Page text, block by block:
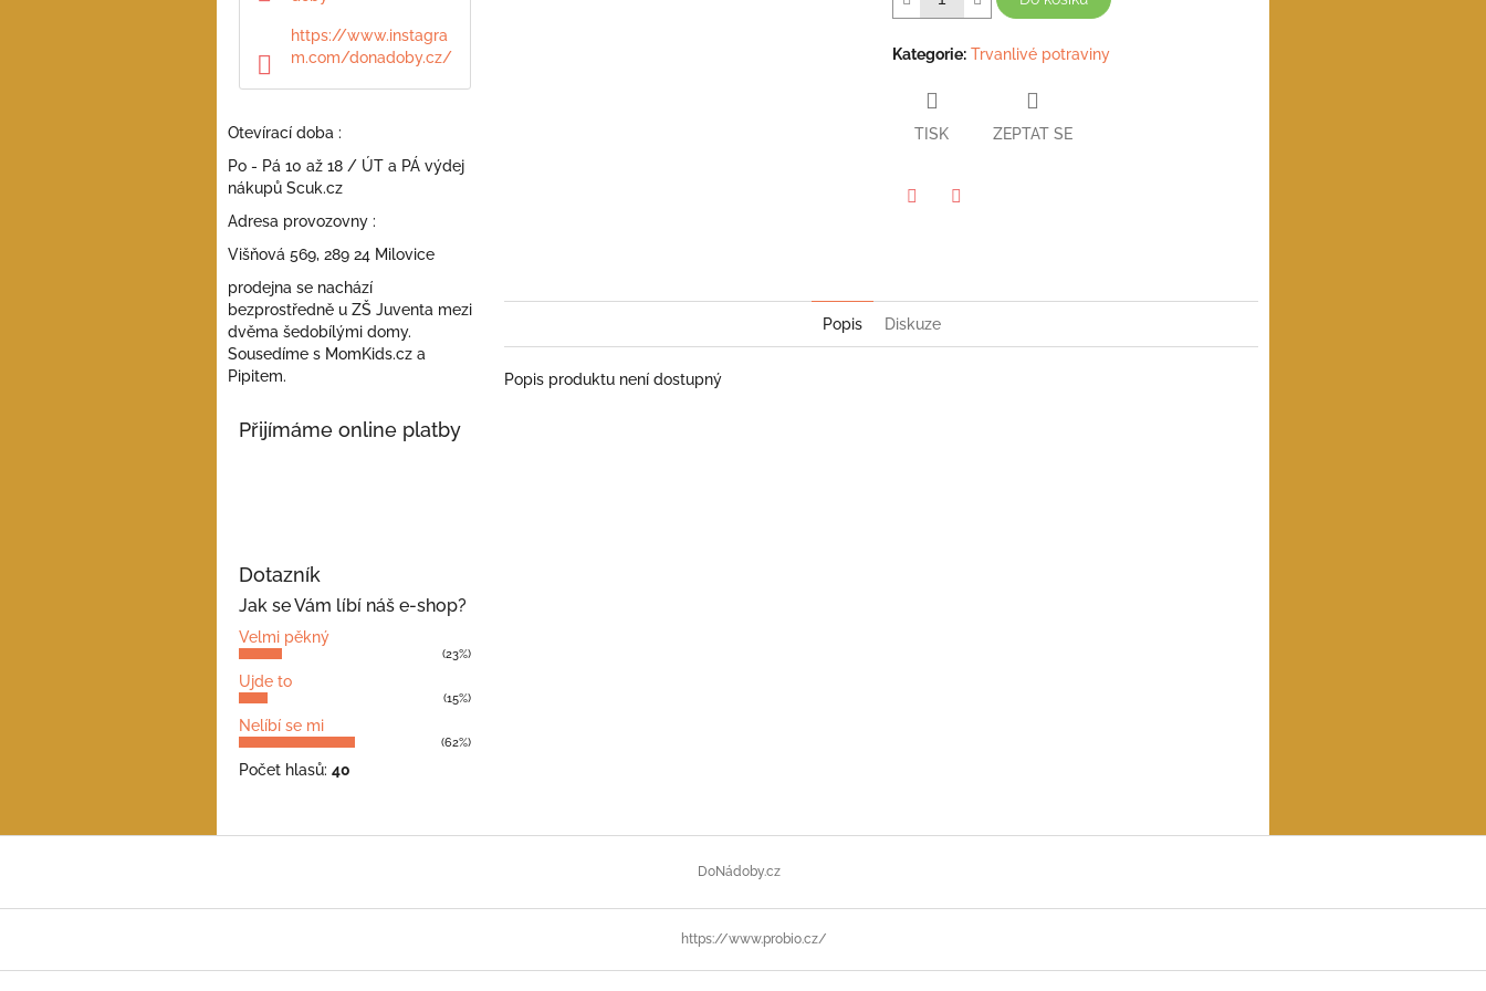
https://www.instagra
m.com/donadoby.cz/
Otevírací doba :
Po - Pá 10 až 18 / ÚT a PÁ výdej
nákupů Scuk.cz
Adresa provozovny :
Višňová 569, 289 24 Milovice
prodejna se nachází
bezprostředně u ZŠ Juventa mezi
dvěma šedobílými domy.
Sousedíme s MomKids.cz a
Pipitem.
Přijímáme online platby
Dotazník
Jak se Vám líbí náš e-shop?
Velmi pěkný
(23%)
Ujde to
(15%)
Nelíbí se mi
(62%)
Počet hlasů: 40
Kategorie: Trvanlivé potraviny
TISK ZEPTAT SE
Popis Diskuze
Popis produktu není dostupný
í
DoNádoby.cz
https://www.probio.cz/